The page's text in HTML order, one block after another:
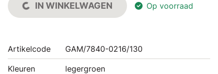
IN WINKELWAGEN Op voorraad
Artikelcode GAM/7840-0216/130
Kleuren legergroen